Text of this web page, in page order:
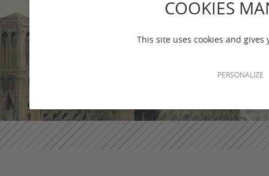
COOKIES
This site uses cookies and
PERSONALIZE